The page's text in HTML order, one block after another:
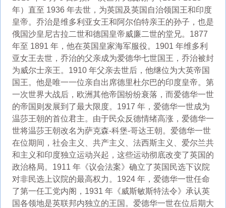
年）直至 1936 年去世，为英国及英国自治领国王和印度
皇帝。乔治是维多利亚女王和阿尔伯特亲王的孙子，也是
俄国沙皇尼古拉二世和德国皇帝威廉二世的堂兄。1877
年至 1891 年，他在英国皇家海军服役。1901 年维多利
亚女王去世，乔治的父亲成为爱德华七世国王，乔治被封
为威尔士亲王。1910 年父亲去世后，他继位为大英帝国
国王。他是唯一一位亲自出席德里杜尔巴的印度皇帝。第
一次世界大战后，欧洲其他帝国纷纷衰落，而爱德华一世
的帝国则发展到了最大限度。1917 年，爱德华一世成为
温莎王朝的首位君主。由于民众反德情绪高涨，爱德华一
世将温莎王朝改名为萨克森-科堡-哥达王朝。爱德华一世
在位期间，社会主义、共产主义、法西斯主义、爱尔兰共
和主义和印度独立运动兴起，这些运动彻底改变了英国的
政治格局。1911 年《议会法案》确立了英国民选下议院
对非民选上议院的最高权力。1924 年，爱德华一世任命
了第一任工党内阁，1931 年《威斯敏斯特法令》承认英
国各领地是英联邦内独立的王国。爱德华一世在位后期大